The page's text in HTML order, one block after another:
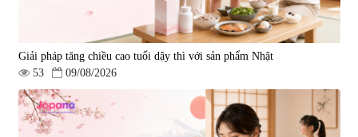
Giải pháp tăng chiều cao tuổi dậy thì với sản phẩm Nhật
53
09/08/2026